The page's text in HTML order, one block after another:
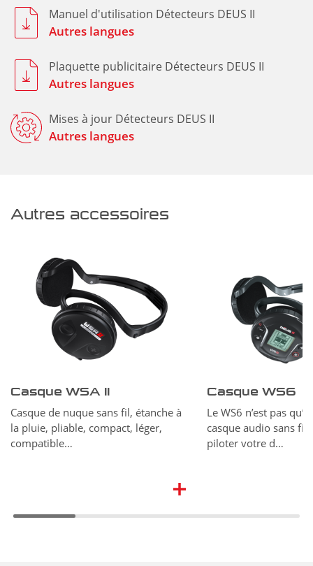
Manuel d'utilisation Détecteurs DEUS II
Autres langues
Plaquette publicitaire Détecteurs DEUS II
Autres langues
Mises à jour Détecteurs DEUS II
Autres langues
Autres accessoires
Casque WSA II
Casque de nuque sans fil, étanche à
la pluie, pliable, compact, léger,
compatible…
Casque WS6
Le WS6 n’est pas
casque audio sans
piloter votre d…